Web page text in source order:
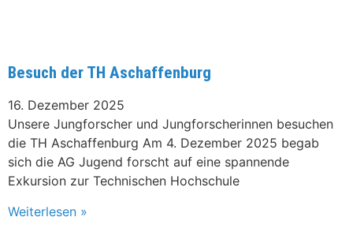
Besuch der TH Aschaffenburg
16. Dezember 2025
Unsere Jungforscher und Jungforscherinnen besuchen
die TH Aschaffenburg Am 4. Dezember 2025 begab
sich die AG Jugend forscht auf eine spannende
Exkursion zur Technischen Hochschule
Weiterlesen »